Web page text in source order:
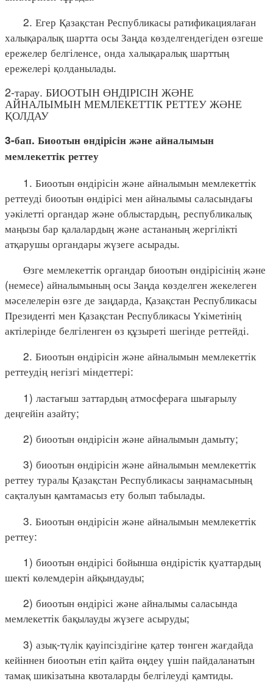
2. Егер Қазақстан Республикасы ратификациялаған
халықаралық шартта осы Заңда көзделгендегіден өзгеше
ережелер белгіленсе, онда халықаралық шарттың
ережелері қолданылады.
2-тарау. БИООТЫН ӨНДІРІСІН ЖӘНЕ
АЙНАЛЫМЫН МЕМЛЕКЕТТІК РЕТТЕУ ЖӘНЕ
ҚОЛДАУ
3-бап. Биоотын өндірісін және айналымын
мемлекеттік реттеу
1. Биоотын өндірісін және айналымын мемлекеттік
реттеуді биоотын өндірісі мен айналымы саласындағы
уәкілетті органдар және облыстардың, республикалық
маңызы бар қалалардың және астананың жергілікті
атқарушы органдары жүзеге асырады.
Өзге мемлекеттік органдар биоотын өндірісінің және
(немесе) айналымының осы Заңда көзделген жекелеген
мәселелерін өзге де заңдарда, Қазақстан Республикасы
Президенті мен Қазақстан Республикасы Үкіметінің
актілерінде белгіленген өз құзыреті шегінде реттейді.
2. Биоотын өндірісін және айналымын мемлекеттік
реттеудің негізгі міндеттері:
1) ластағыш заттардың атмосфераға шығарылу
деңгейін азайту;
2) биоотын өндірісін және айналымын дамыту;
3) биоотын өндірісін және айналымын мемлекеттік
реттеу туралы Қазақстан Республикасы заңнамасының
сақталуын қамтамасыз ету болып табылады.
3. Биоотын өндірісін және айналымын мемлекеттік
реттеу:
1) биоотын өндірісі бойынша өндірістік қуаттардың
шекті көлемдерін айқындауды;
2) биоотын өндірісі және айналымы саласында
мемлекеттік бақылауды жүзеге асыруды;
3) азық-түлік қауіпсіздігіне қатер төнген жағдайда
кейіннен биоотын етіп қайта өңдеу үшін пайдаланатын
тамақ шикізатына квоталарды белгілеуді қамтиды.